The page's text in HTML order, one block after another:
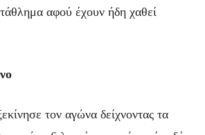
αφού έχουν ήδη χαθεί
τον αγώνα δείχνοντας τα